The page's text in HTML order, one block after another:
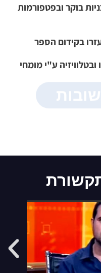
בוקר ובפטפורמות
בקידום הספר
ובטלוויזיה ע"י מומחי